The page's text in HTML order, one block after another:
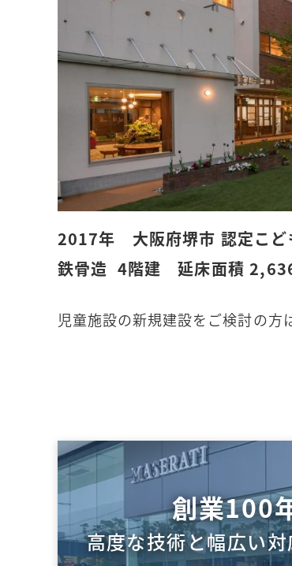
2017年 大阪府堺市 認定こど
鉄骨造 4階建 延床面積
児童施設の新規建設をご検討の方
創業100
高度な技術と幅広い